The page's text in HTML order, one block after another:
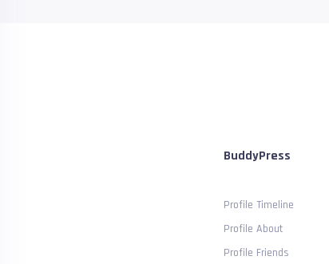
BuddyPress
Profile Timeline
Profile About
Profile Friends